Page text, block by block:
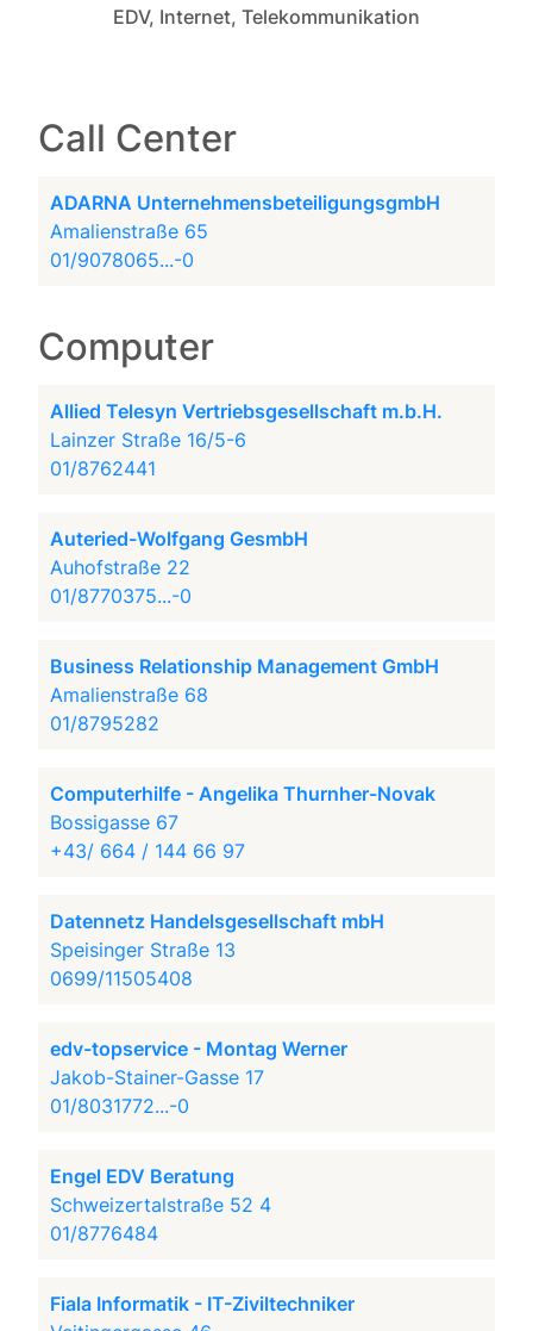
EDV, Internet, Telekommunikation
Call Center
ADARNA UnternehmensbeteiligungsgmbH
Amalienstraße 65
01/9078065...-0
Computer
Allied Telesyn Vertriebsgesellschaft m.b.H.
Lainzer Straße 16/5-6
01/8762441
Auteried-Wolfgang GesmbH
Auhofstraße 22
01/8770375...-0
Business Relationship Management GmbH
Amalienstraße 68
01/8795282
Computerhilfe - Angelika Thurnher-Novak
Bossigasse 67
+43/ 664 / 144 66 97
Datennetz Handelsgesellschaft mbH
Speisinger Straße 13
0699/11505408
edv-topservice - Montag Werner
Jakob-Stainer-Gasse 17
01/8031772...-0
Engel EDV Beratung
Schweizertalstraße 52 4
01/8776484
Fiala Informatik - IT-Ziviltechniker